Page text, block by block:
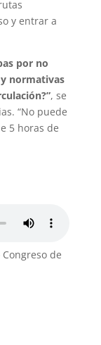
y entrar a
por no
normativas
, se
“No puede
5 horas de
de